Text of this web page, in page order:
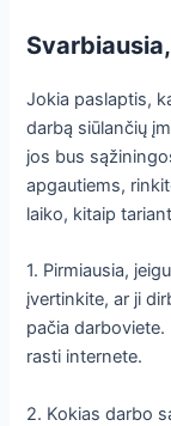
Jokia paslaptis,
darbą siūlančių
jos bus
apgautiems,
laiko, kitaip
1. Pirmiausia,
įvertinkite, ar ji
pačia
rasti internete.
2. Kokias darbo